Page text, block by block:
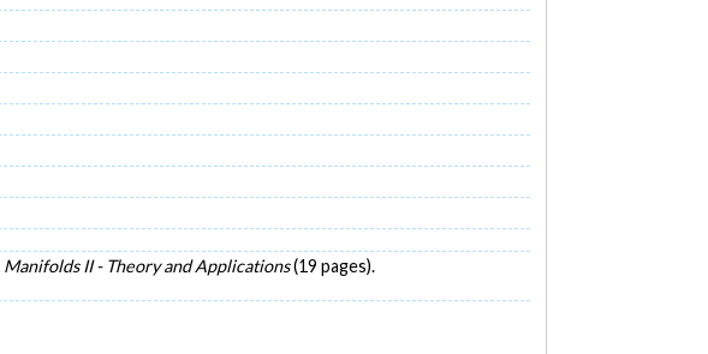
Manifolds II - Theory and Applications(19 pages).